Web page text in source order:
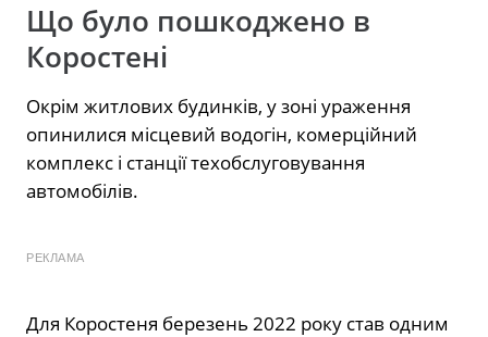
Що було пошкоджено в
Коростені
Окрім житлових будинків, у зоні ураження
опинилися місцевий водогін, комерційний
комплекс і станції техобслуговування
автомобілів.
РЕКЛАМА
Для Коростеня березень 2022 року став одним